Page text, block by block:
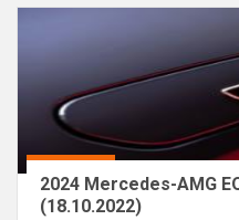
2024 Mercedes-AMG
(18.10.2022)